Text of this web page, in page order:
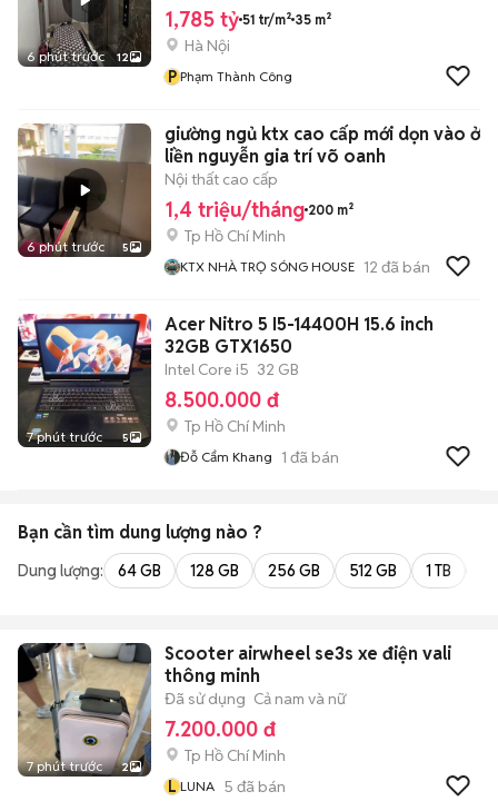
6 phút trước 12
1,785 tỷ 51 tr/m² 35 m²
Hà Nội
P Phạm Thành Công
6 phút trước 5
giường ngủ ktx cao cấp mới dọn vào ở
liền nguyễn gia trí võ oanh
Nội thất cao cấp
1,4 triệu/tháng 200 m²
Tp Hồ Chí Minh
KTX NHÀ TRỌ SÓNG HOUSE 12 đã bán
7 phút trước 5
Acer Nitro 5 I5-14400H 15.6 inch
32GB GTX1650
Intel Core i5 32 GB
8.500.000 đ
Tp Hồ Chí Minh
Đỗ Cẩm Khang 1 đã bán
Bạn cần tìm dung lượng nào ?
Dung lượng: 64 GB 128 GB 256 GB 512 GB 1 TB
7 phút trước 2
Scooter airwheel se3s xe điện vali
thông minh
Đã sử dụng Cả nam và nữ
7.200.000 đ
Tp Hồ Chí Minh
L LUNA 5 đã bán